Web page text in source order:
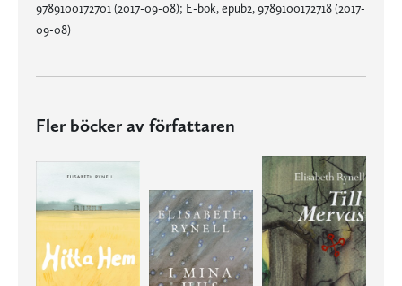
9789100172701 (2017-09-08); E-bok, epub2, 9789100172718 (2017-
09-08)
Fler böcker av författaren